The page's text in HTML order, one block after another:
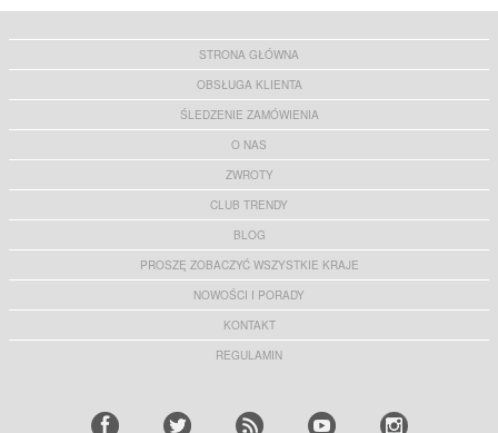
STRONA GŁÓWNA
OBSŁUGA KLIENTA
ŚLEDZENIE ZAMÓWIENIA
O NAS
ZWROTY
CLUB TRENDY
BLOG
PROSZĘ ZOBACZYĆ WSZYSTKIE KRAJE
NOWOŚCI I PORADY
KONTAKT
REGULAMIN